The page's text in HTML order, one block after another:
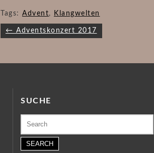
Tags: Advent, Klangwelten
Beitragsnavigation
← Adventskonzert 2017
SUCHE
for: